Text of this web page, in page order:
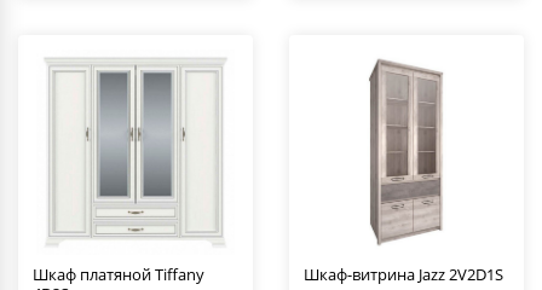
Шкаф платяной Tiffany
Шкаф-витрина Jazz 2V2D1S